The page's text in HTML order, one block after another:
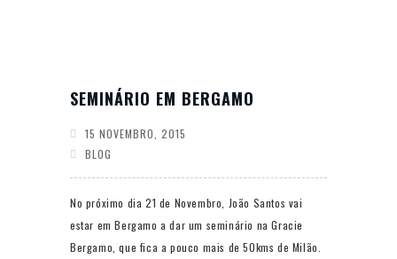
SEMINÁRIO EM BERGAMO
15 NOVEMBRO, 2015
BLOG
No próximo dia 21 de Novembro, João Santos vai
estar em Bergamo a dar um seminário na Gracie
Bergamo, que fica a pouco mais de 50kms de Milão.